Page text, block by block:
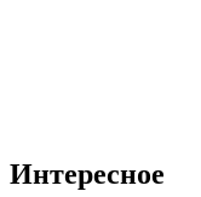
Интересное